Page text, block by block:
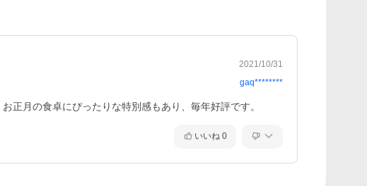
2021/10/31
gaq********
正月の食卓にぴったりな特別感もあり、毎年好評です。
いいね 0